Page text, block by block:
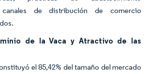
de distribución de comercio
de la Vaca y Atractivo de las
el 85,42% del tamaño del mercado